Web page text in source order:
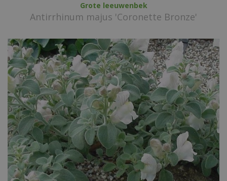
Grote leeuwenbek
Antirrhinum majus 'Coronette Bronze'